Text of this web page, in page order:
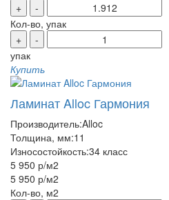
+
-
Кол-во, упак
+
-
упак
Купить
Ламинат Alloc Гармония
Производитель:Alloc
Толщина, мм:11
Износостойкость:34 класс
5 950 р/м2
5 950 р/м2
Кол-во, м2